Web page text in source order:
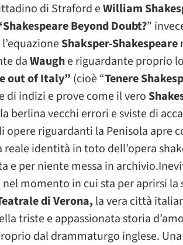
di Straford eWilliam
Beyond Doubt?”
Shaksper-Shakespeare
daWaughe riguardante proprio
out of Italy” (cioè “Tenere
di indizi e prove come il vero
berlina vecchi errori e sviste di
opere riguardanti la Penisola apre
reale identità in toto dell’opera
e per niente messa in
momento in cui sta per aprirsi
di Verona, la vera città
triste e appassionata storia
dal drammaturgo inglese.